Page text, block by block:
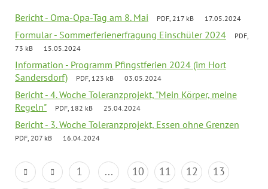
Bericht - Oma-Opa-Tag am 8. Mai PDF, 217 kB 17.05.2024
Formular - Sommerferienerfragung Einschüler 2024
PDF,
73 kB
15.05.2024
Information - Programm Pfingstferien 2024 (im Hort
Sandersdorf)
PDF, 123 kB 03.05.2024
Bericht - 4. Woche Toleranzprojekt, "Mein Körper, meine
Regeln"
PDF, 182 kB 25.04.2024
Bericht - 3. Woche Toleranzprojekt, Essen ohne Grenzen
PDF, 207 kB 16.04.2024
1 ... 10 11 12
13